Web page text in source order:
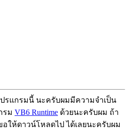
รแกรมนี้ นะครับผมมีความจำเป็น
รม VB6 Runtime ด้วยนะครับผม ถ้า
อให้ดาวน์โหลดไป ได้เลยนะครับผม